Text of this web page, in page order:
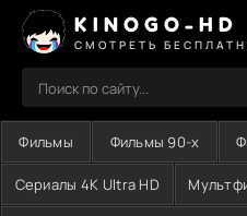
KINOGO-HD
СМОТРЕТЬ
Фильмы Фильмы 90-х
Сериалы 4K Ultra HD